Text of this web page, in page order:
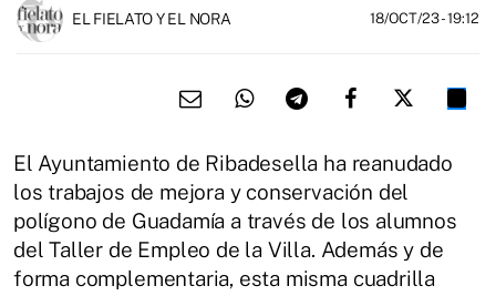
EL FIELATO Y EL NORA 18/OCT/23- 19:12
El Ayuntamiento de Ribadesella ha reanudado
los trabajos de mejora y conservación del
polígono de Guadamía a través de los alumnos
del Taller de Empleo de la Villa. Además y de
forma complementaria, esta misma cuadrilla